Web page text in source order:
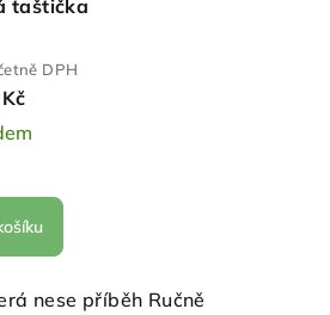
taštička
DPH
nese příběh Ručně